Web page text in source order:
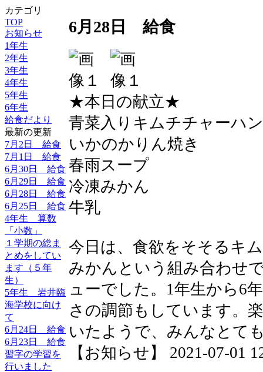
カテゴリ
TOP
お知らせ
1年生
2年生
3年生
4年生
5年生
6年生
給食だより
最新の更新
7月2日 給食
7月1日 給食
6月30日 給食
6月29日 給食
6月28日 給食
6月25日 給食
4年生 算数
「小数」
１学期の総ま
とめをしてい
ます（５年
生）
5年生 岩井臨
海学校に向け
て
6月24日 給食
6月23日 給食
習字の学習を
行いました
6月28日 給食
★本日の献立★
青菜入りキムチチャーハン
いかのかりん焼き
春雨スープ
冷凍みかん
牛乳
今日は、食欲をそそるキ
みかんという組み合わせ
ューでした。1年生から6
さの調節もしています。
いたようで、みんなとて
【お知らせ】 2021-07-01